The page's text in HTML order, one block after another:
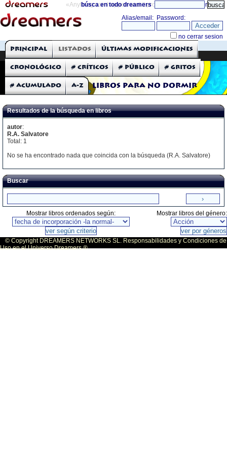
«Anything can happen and it probably will» directorio
búsca en todo dreamers
THE DREAMERS
Críticas: Libros
Libros para no dormir
Principal Listados Últimas modificaciones
Cronológico # Críticos # Público # Gritos
# Acumulado A-Z
Resultados de la búsqueda en libros
autor:
R.A. Salvatore
Total: 1
No se ha encontrado nada que coincida con la búsqueda (R.A. Salvatore)
Buscar
Mostrar libros ordenados según: Mostrar libros del género:
© Copyright DREAMERS NETWORKS SL. Responsabilidades y Condiciones de
Uso en el Universo Dreamers ®